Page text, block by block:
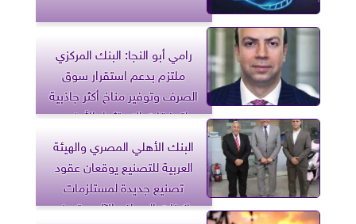
رامي أبو النجا: البنك المركزي
ملتزم بدعم استقرار سوق
الصرف وتوفير مناخ أكثر جاذبية
لتدفقات الاستثمار الأجنبي
البنك الأهلي المصري والهيئة
العربية للتصنيع يوقعان عقود
تصنيع جديدة لمستلزمات
ماكينات الصراف الآلي وتصنيع